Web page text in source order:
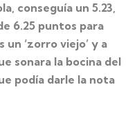
conseguía un 5.23,
6.25 puntos para
‘zorro viejo’ y a
sonara la bocina del
podía darle la nota